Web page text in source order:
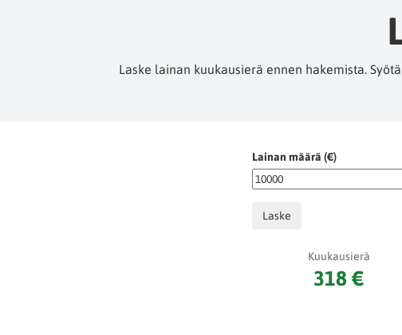
Laske lainan kuukausierä ennen hakemista.
Lainan määrä (€)
Laske
Kuukausierä
318 €